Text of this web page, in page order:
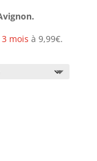
mois à 9,99€.